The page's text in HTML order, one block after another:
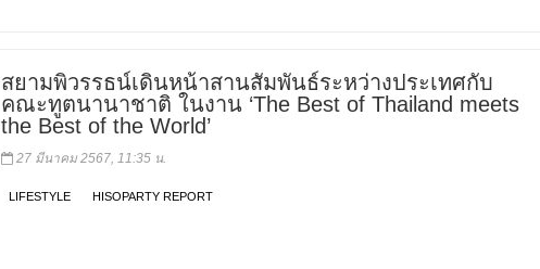
สยามพิวรรธน์เดินหน้าสานสัมพันธ์ระหว่างประเทศกับ
คณะทูตนานาชาติ ในงาน ‘The Best of Thailand meets
the Best of the World’
27 มีนาคม 2567, 11:35 น.
LIFESTYLE HISOPARTY REPORT